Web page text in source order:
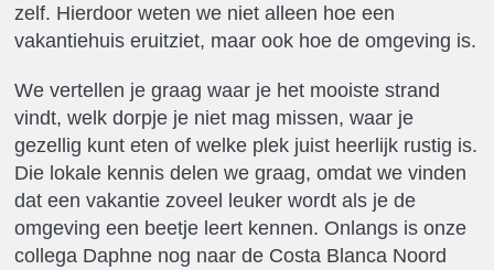
zelf. Hierdoor weten we niet alleen hoe een
vakantiehuis eruitziet, maar ook hoe de omgeving is.
We vertellen je graag waar je het mooiste strand
vindt, welk dorpje je niet mag missen, waar je
gezellig kunt eten of welke plek juist heerlijk rustig is.
Die lokale kennis delen we graag, omdat we vinden
dat een vakantie zoveel leuker wordt als je de
omgeving een beetje leert kennen. Onlangs is onze
collega Daphne nog naar de Costa Blanca Noord